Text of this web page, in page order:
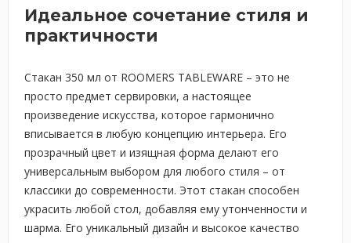
Идеальное сочетание стиля и
практичности
Стакан 350 мл от ROOMERS TABLEWARE – это не
просто предмет сервировки, а настоящее
произведение искусства, которое гармонично
вписывается в любую концепцию интерьера. Его
прозрачный цвет и изящная форма делают его
универсальным выбором для любого стиля – от
классики до современности. Этот стакан способен
украсить любой стол, добавляя ему утонченности и
шарма. Его уникальный дизайн и высокое качество